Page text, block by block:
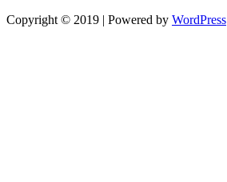
Copyright © 2019 | Powered by WordPress